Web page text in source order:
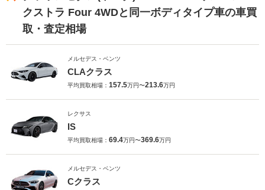
クストラ Four 4WDと同一ボディタイプ車の車買
取・査定相場
メルセデス・ベンツ
CLAクラス
平均買取相場： 157.5万円〜213.6万円
レクサス
IS
平均買取相場： 69.4万円〜369.6万円
メルセデス・ベンツ
Cクラス